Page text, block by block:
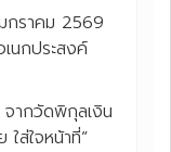
กราคม 2569
นกประสงค์
ากวัดพิกุลเงิน
ส่ใจหน้าที่”